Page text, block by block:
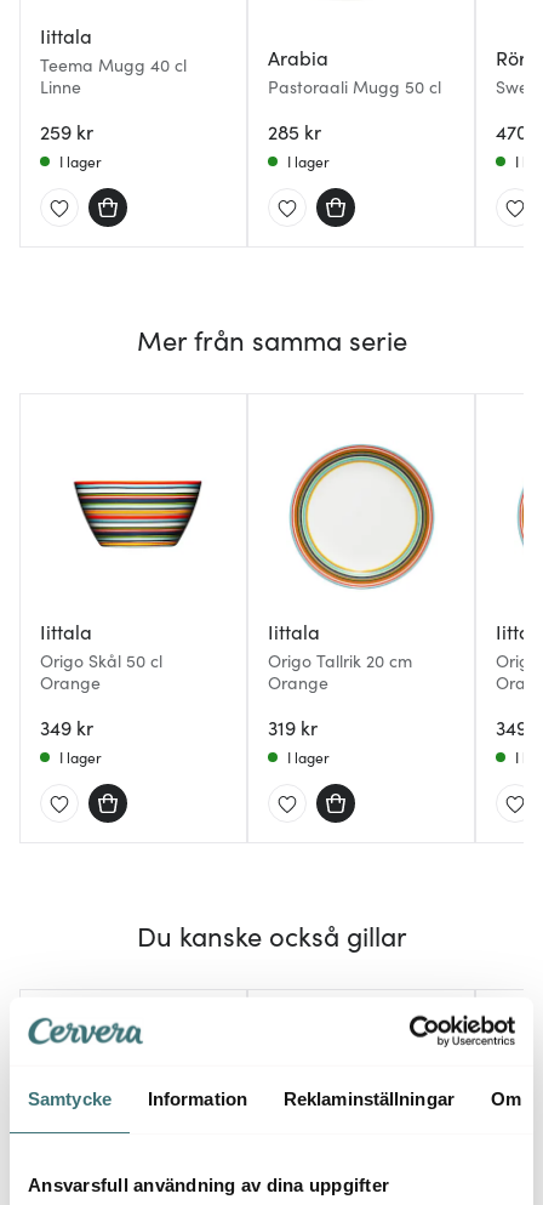
Samtycke Information Reklaminställningar Om
Ansvarsfull användning av dina uppgifter
Iittala
Teema Mugg 40 cl
Linne
259 kr
I lager
Arabia
Pastoraali Mugg 50 cl
285 kr
I lager
470
I
Mer från samma serie
Iittala
Origo Skål 50 cl
Orange
349 kr
I lager
Iittala
Origo Tallrik 20 cm
Orange
319 kr
I lager
Origo
349
I
Du kanske också gillar
Lagerrensning 40%